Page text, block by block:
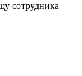
сотрудника